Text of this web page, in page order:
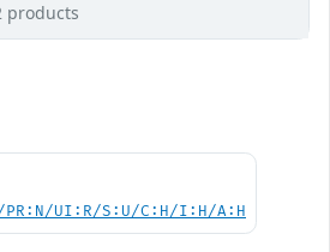
products
PR:N/UI:R/S:U/C:H/I:H/A:H